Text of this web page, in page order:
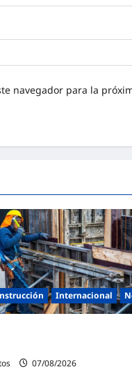
navegador para la
Internacional
07/08/2026